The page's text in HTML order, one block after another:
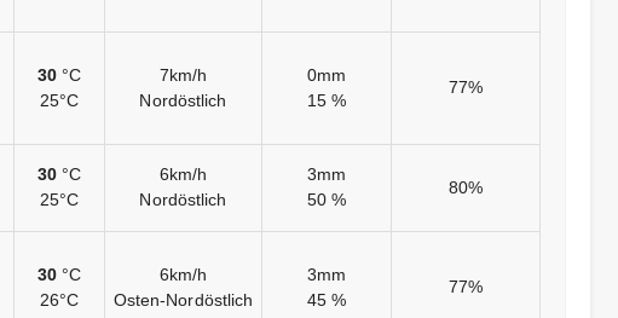
30 °C
25°C
7km/h
Nordöstlich
0mm
15 %
77%
30 °C
25°C
6km/h
Nordöstlich
3mm
50 %
80%
30 °C
26°C
6km/h
Osten-Nordöstlich
3mm
45 %
77%